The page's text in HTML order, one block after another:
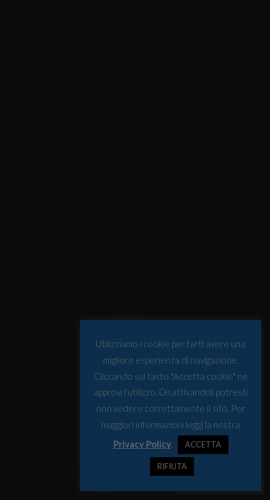
Utilizziamo i cookie per farti avere una
migliore esperienza di navigazione.
Cliccando sul tasto "Accetta cookie" ne
approvi l'utilizzo. Disattivandoli potresti
non vedere correttamente il sito. Per
maggiori informazioni leggi la nostra
Privacy Policy. ACCETTA
RIFIUTA